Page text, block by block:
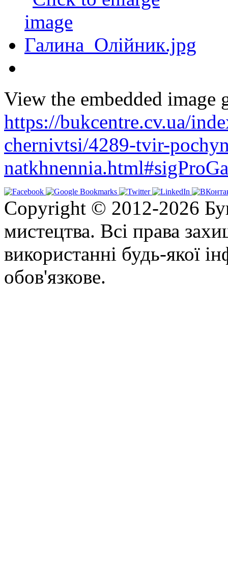
View the embedded image
https://bukcentre.cv.ua/
chernivtsi/4289-tvir-
Copyright © 2012-2026
мистецтва. Всі права
використанні будь-якої
обов'язкове.